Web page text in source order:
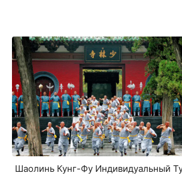
Шаолинь Кунг-Фу Индивидуальный